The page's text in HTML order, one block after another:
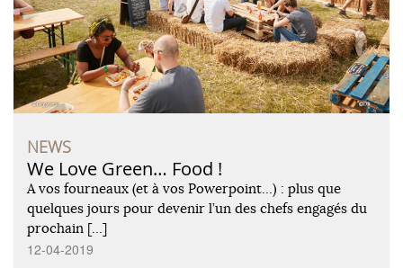
NEWS
We Love Green… Food !
A vos fourneaux (et à vos Powerpoint…) : plus que
quelques jours pour devenir l’un des chefs engagés du
prochain […]
12-04-2019